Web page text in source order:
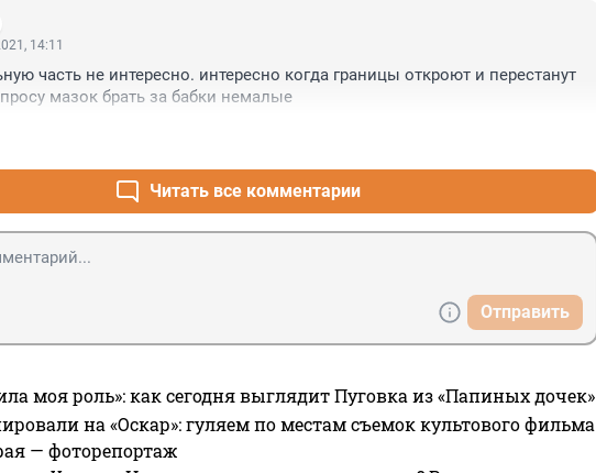
14:11
часть не интересно. интересно когда границы откроют и перестанут
мазок брать за бабки немалые
Читать все комментарии
Отправить
моя роль»: как сегодня выглядит Пуговка из «Папиных дочек»
на «Оскар»: гуляем по местам съемок культового фильма
— фоторепортаж